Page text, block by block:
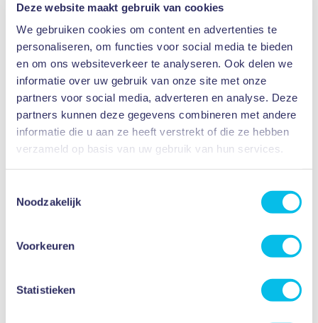
Deze website maakt gebruik van cookies
We gebruiken cookies om content en advertenties te
personaliseren, om functies voor social media te bieden
en om ons websiteverkeer te analyseren. Ook delen we
informatie over uw gebruik van onze site met onze
partners voor social media, adverteren en analyse. Deze
partners kunnen deze gegevens combineren met andere
informatie die u aan ze heeft verstrekt of die ze hebben
verzameld op basis van uw gebruik van hun services.
Noodzakelijk
Voorkeuren
Statistieken
Leerlingenraad (LR)
Leerlingvereniging Dionysus
Handboek Governance
Klokkenluidersregeling